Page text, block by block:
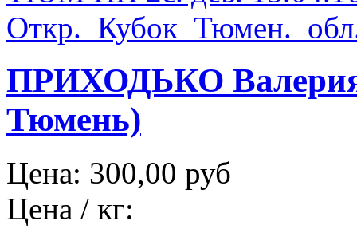
ПРИХОДЬКО
Тюмень)
Цена: 300,00 руб
Цена / кг: